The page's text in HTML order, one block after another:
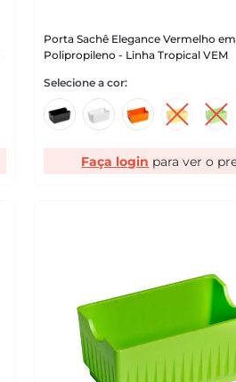
Porta Sachê Elegance Vermelho em
Polipropileno - Linha Tropical VEM
Faça login